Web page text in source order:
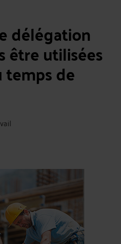
délégation
être utilisées
de